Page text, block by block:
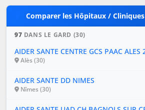
Comparer les Hôpitaux /
97 DANS LE GARD (30)
AIDER SANTE CENTRE GCS PAAC ALES
Alès (30)
AIDER SANTE DD NIMES
Nîmes (30)